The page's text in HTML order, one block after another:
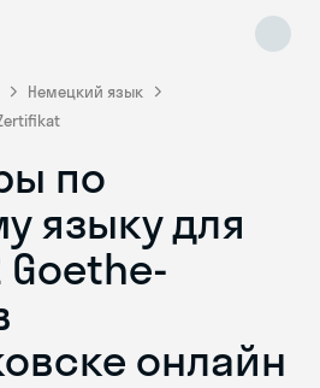
Немецкий язык
по
языку для
Goethe-
онлайн